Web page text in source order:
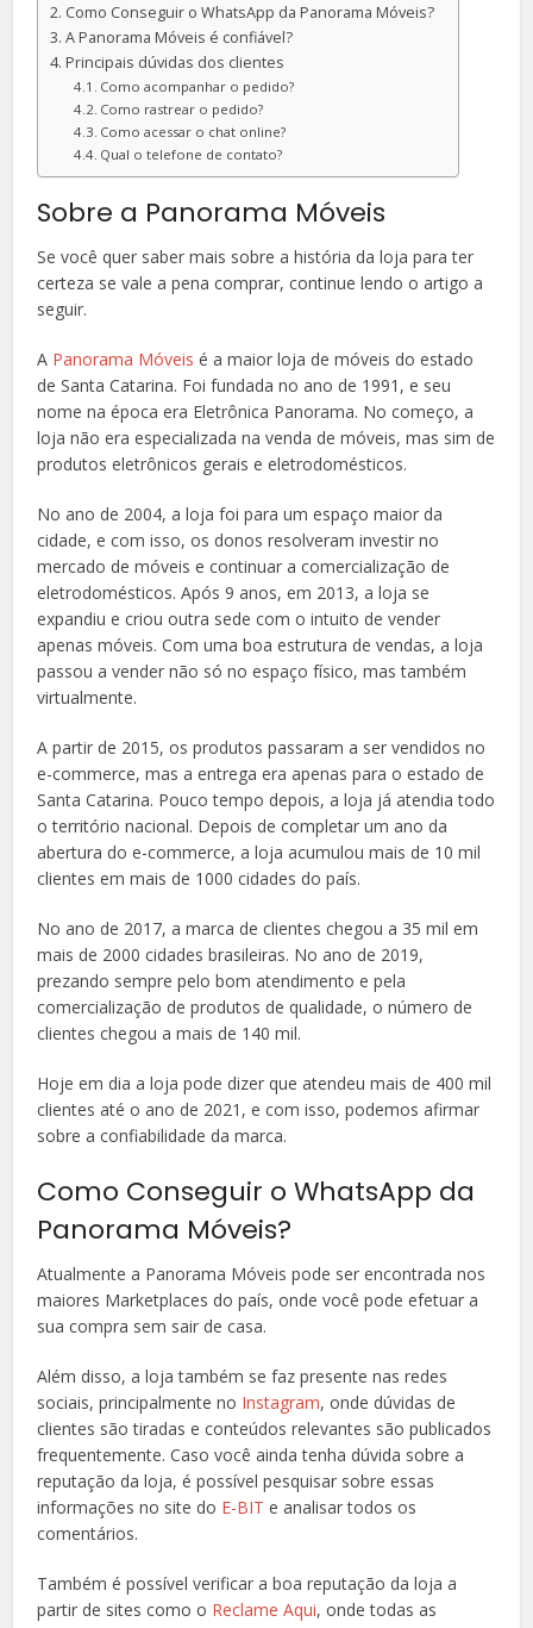
Como Conseguir o WhatsApp da Panorama Móveis?
A Panorama Móveis é confiável?
Principais dúvidas dos clientes
Como acompanhar o pedido?
Como rastrear o pedido?
Como acessar o chat online?
Qual o telefone de contato?
Sobre a Panorama Móveis
Se você quer saber mais sobre a história da loja para ter
certeza se vale a pena comprar, continue lendo o artigo a
seguir.
A Panorama Móveis é a maior loja de móveis do estado
de Santa Catarina. Foi fundada no ano de 1991, e seu
nome na época era Eletrônica Panorama. No começo, a
loja não era especializada na venda de móveis, mas sim de
produtos eletrônicos gerais e eletrodomésticos.
No ano de 2004, a loja foi para um espaço maior da
cidade, e com isso, os donos resolveram investir no
mercado de móveis e continuar a comercialização de
eletrodomésticos. Após 9 anos, em 2013, a loja se
expandiu e criou outra sede com o intuito de vender
apenas móveis. Com uma boa estrutura de vendas, a loja
passou a vender não só no espaço físico, mas também
virtualmente.
A partir de 2015, os produtos passaram a ser vendidos no
e-commerce, mas a entrega era apenas para o estado de
Santa Catarina. Pouco tempo depois, a loja já atendia todo
o território nacional. Depois de completar um ano da
abertura do e-commerce, a loja acumulou mais de 10 mil
clientes em mais de 1000 cidades do país.
No ano de 2017, a marca de clientes chegou a 35 mil em
mais de 2000 cidades brasileiras. No ano de 2019,
prezando sempre pelo bom atendimento e pela
comercialização de produtos de qualidade, o número de
clientes chegou a mais de 140 mil.
Hoje em dia a loja pode dizer que atendeu mais de 400 mil
clientes até o ano de 2021, e com isso, podemos afirmar
sobre a confiabilidade da marca.
Como Conseguir o WhatsApp da
Panorama Móveis?
Atualmente a Panorama Móveis pode ser encontrada nos
maiores Marketplaces do país, onde você pode efetuar a
sua compra sem sair de casa.
Além disso, a loja também se faz presente nas redes
sociais, principalmente no Instagram, onde dúvidas de
clientes são tiradas e conteúdos relevantes são publicados
frequentemente. Caso você ainda tenha dúvida sobre a
reputação da loja, é possível pesquisar sobre essas
informações no site do E-BIT e analisar todos os
comentários.
Também é possível verificar a boa reputação da loja a
partir de sites como o Reclame Aqui, onde todas as